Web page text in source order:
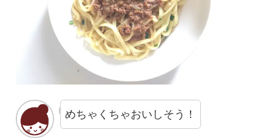
めちゃくちゃおいしそう！